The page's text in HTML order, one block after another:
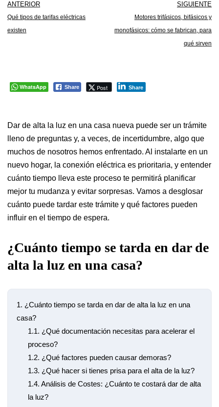
ANTERIOR
Qué tipos de tarifas eléctricas
existen
SIGUIENTE
Motores trifásicos, bifásicos y
monofásicos: cómo se fabrican, para
qué sirven
WhatsApp Share Post Share
Dar de alta la luz en una casa nueva puede ser un trámite
lleno de preguntas y, a veces, de incertidumbre, algo que
muchos de nosotros hemos enfrentado. Al instalarte en un
nuevo hogar, la conexión eléctrica es prioritaria, y entender
cuánto tiempo lleva este proceso te permitirá planificar
mejor tu mudanza y evitar sorpresas. Vamos a desglosar
cuánto puede tardar este trámite y qué factores pueden
influir en el tiempo de espera.
¿Cuánto tiempo se tarda en dar de
alta la luz en una casa?
1. ¿Cuánto tiempo se tarda en dar de alta la luz en una
casa?
1.1. ¿Qué documentación necesitas para acelerar el
proceso?
1.2. ¿Qué factores pueden causar demoras?
1.3. ¿Qué hacer si tienes prisa para el alta de la luz?
1.4. Análisis de Costes: ¿Cuánto te costará dar de alta
la luz?